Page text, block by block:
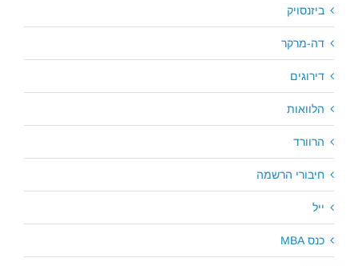
ביזנסויק
דה-מרקר
דירוגים
הלוואות
הרוורד
חיבורי הרשמה
ייל
כנס MBA